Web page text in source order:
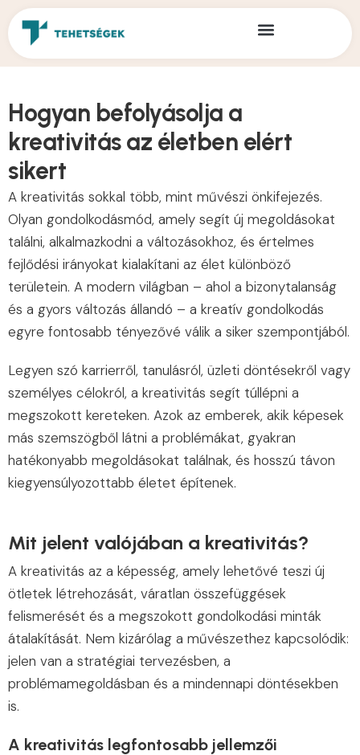
Hogyan befolyásolja a
kreativitás az életben elért
sikert
A kreativitás sokkal több, mint művészi önkifejezés.
Olyan gondolkodásmód, amely segít új megoldásokat
találni, alkalmazkodni a változásokhoz, és értelmes
fejlődési irányokat kialakítani az élet különböző
területein. A modern világban – ahol a bizonytalanság
és a gyors változás állandó – a kreatív gondolkodás
egyre fontosabb tényezővé válik a siker szempontjából.
Legyen szó karrierről, tanulásról, üzleti döntésekről vagy
személyes célokról, a kreativitás segít túllépni a
megszokott kereteken. Azok az emberek, akik képesek
más szemszögből látni a problémákat, gyakran
hatékonyabb megoldásokat találnak, és hosszú távon
kiegyensúlyozottabb életet építenek.
Mit jelent valójában a kreativitás?
A kreativitás az a képesség, amely lehetővé teszi új
ötletek létrehozását, váratlan összefüggések
felismerését és a megszokott gondolkodási minták
átalakítását. Nem kizárólag a művészethez kapcsolódik:
jelen van a stratégiai tervezésben, a
problémamegoldásban és a mindennapi döntésekben
is.
A kreativitás legfontosabb jellemzői